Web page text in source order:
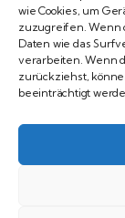
wie Cookies, um
zuzugreifen. Wenn
Daten wie das
verarbeiten. Wenn
zurückziehst,
beeinträchtigt
+423 370 18
Links